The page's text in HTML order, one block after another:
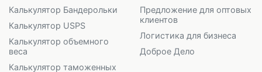
Калькулятор Бандерольки
Калькулятор USPS
Калькулятор объемного
веса
Калькулятор таможенных
Предложение для оптовых
клиентов
Логистика для бизнеса
Доброе Дело